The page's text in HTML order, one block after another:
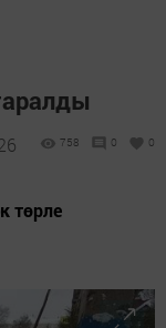
758 0 0
төрле